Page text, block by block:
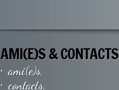
AMI(E)S & CONTACTS
ami(e)s,
contacts,